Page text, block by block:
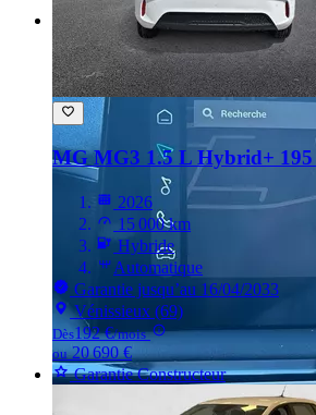
MG MG3 1.5 L Hybrid+
2026
15 000 km
Hybride
Automatique
Garantie jusqu’au 16/04/2033
Vénissieux (69)
Dès192 €/mois
ou20 690 €
Garantie Constructeur